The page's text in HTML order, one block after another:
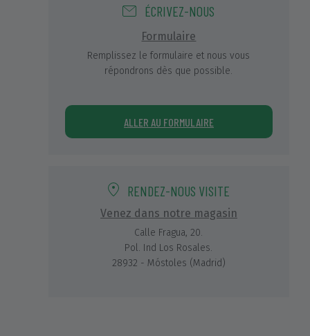
ÉCRIVEZ-NOUS
Formulaire
Remplissez le formulaire et nous vous
répondrons dès que possible.
ALLER AU FORMULAIRE
RENDEZ-NOUS VISITE
Venez dans notre magasin
Calle Fragua, 20.
Pol. Ind Los Rosales.
28932 - Móstoles (Madrid)